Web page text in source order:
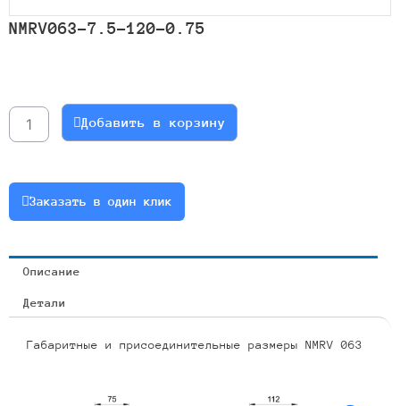
NMRV063-7.5-120-0.75
NMRV063-
7.5-
Добавить в корзину
Заказать в один клик
Описание
Детали
Габаритные и присоединительные размеры NMRV 063